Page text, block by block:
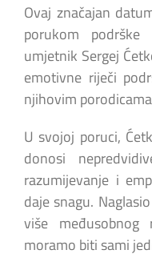
Ovaj značajan
porukom
umjetnik Sergej
emotivne riječi
njihovim
U svojoj poruci,
donosi
razumijevanje i
daje snagu.
više
moramo biti sami